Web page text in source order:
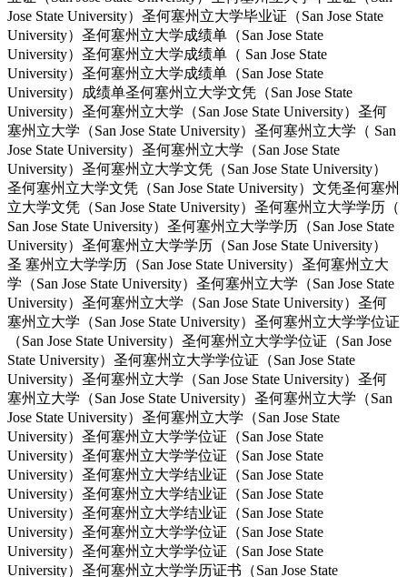
Jose State University）圣何塞州立大学毕业证（San Jose State
University）圣何塞州立大学成绩单（San Jose State
University）圣何塞州立大学成绩单（ San Jose State
University）圣何塞州立大学成绩单（San Jose State
University）成绩单圣何塞州立大学文凭（San Jose State
University）圣何塞州立大学（San Jose State University）圣何
塞州立大学（San Jose State University）圣何塞州立大学（ San
Jose State University）圣何塞州立大学（San Jose State
University）圣何塞州立大学文凭（San Jose State University）
圣何塞州立大学文凭（San Jose State University）文凭圣何塞州
立大学文凭（San Jose State University）圣何塞州立大学学历（
San Jose State University）圣何塞州立大学学历（San Jose State
University）圣何塞州立大学学历（San Jose State University）
圣 塞州立大学学历（San Jose State University）圣何塞州立大
学（San Jose State University）圣何塞州立大学（San Jose State
University）圣何塞州立大学（San Jose State University）圣何
塞州立大学（San Jose State University）圣何塞州立大学学位证
（San Jose State University）圣何塞州立大学学位证（San Jose
State University）圣何塞州立大学学位证（San Jose State
University）圣何塞州立大学（San Jose State University）圣何
塞州立大学（San Jose State University）圣何塞州立大学（San
Jose State University）圣何塞州立大学（San Jose State
University）圣何塞州立大学学位证（San Jose State
University）圣何塞州立大学学位证（San Jose State
University）圣何塞州立大学结业证（San Jose State
University）圣何塞州立大学结业证（San Jose State
University）圣何塞州立大学结业证（San Jose State
University）圣何塞州立大学学位证（San Jose State
University）圣何塞州立大学学位证（San Jose State
University）圣何塞州立大学学历证书（San Jose State